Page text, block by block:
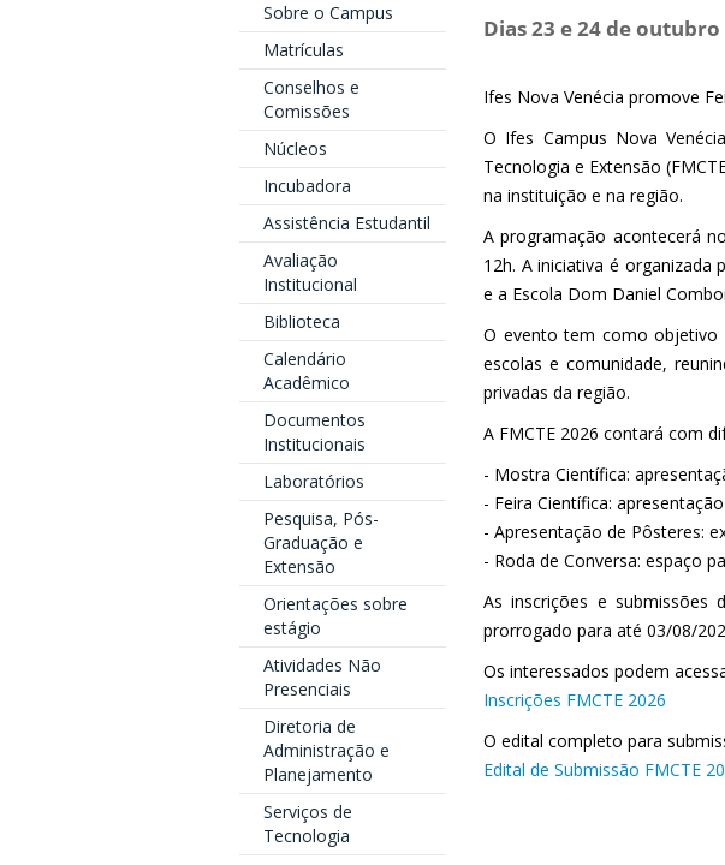
Sobre o Campus
Matrículas
Conselhos e
Comissões
Núcleos
Incubadora
Assistência Estudantil
Avaliação
Institucional
Biblioteca
Calendário
Acadêmico
Documentos
Institucionais
Laboratórios
Pesquisa, Pós-
Graduação e
Extensão
Orientações sobre
estágio
Atividades Não
Presenciais
Diretoria de
Administração e
Planejamento
Serviços de
Tecnologia
Dias 23 e 24 de outubro
Ifes Nova Venécia promove
O Ifes Campus Nova
Tecnologia e Extensão
na instituição e na região.
A programação acontecerá
12h. A iniciativa é
e a Escola Dom Daniel
O evento tem como objetivo
escolas e comunidade,
privadas da região.
A FMCTE 2026 contará com
- Mostra Científica:
- Feira Científica:
- Apresentação de Pôsteres:
- Roda de Conversa: espaço
As inscrições e
prorrogado para até 03/08/
Os interessados podem
Inscrições FMCTE 2026
O edital completo para
Edital de Submissão FMCTE